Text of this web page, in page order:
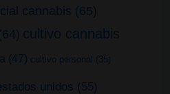
cannabis (65)
(64) cultivo cannabis
(47) cultivo personal (35)
unidos (55)